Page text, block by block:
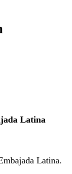
Latina
Latina.